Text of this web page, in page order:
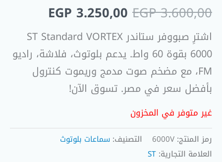
EGP3.600,00
EGP 3.250,00
اشترِ صبووفر ستاندر ST Standard VORTEX
6000 بقوة 60 واط. يدعم بلوتوث، فلاشة، راديو
FM، مع مضخم صوت مدمج وريموت كنترول
بأفضل سعر في مصر. تسوق الآن!
غير متوفر في المخزون
رمز المنتج: 6000V التصنيف: سماعات بلوتوث
العلامة التجارية: ST